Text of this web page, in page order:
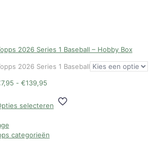
2026 Series 1 Baseball – Hobby Box
2026 Series 1 Baseball
7,95 - €139,95Prijsklasse:
€139,95
selecteren
Dit
categorieën